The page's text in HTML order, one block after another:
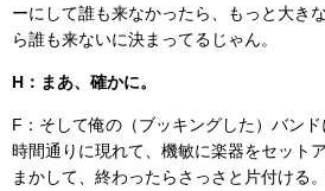
ーにして誰も来なかったら、もっと大き
ら誰も来ないに決まってるじゃん。
H：まあ、確かに。
F：そして俺の（ブッキングした）バンド
時間通りに現れて、機敏に楽器をセット
まかして、終わったらさっさと片付ける